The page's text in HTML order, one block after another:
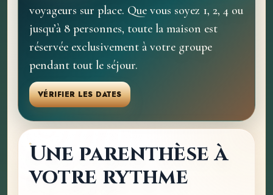
voyageurs sur place. Que vous soyez 1, 2, 4 ou
jusqu’à 8 personnes, toute la maison est
réservée exclusivement à votre groupe
pendant tout le séjour.
VÉRIFIER LES DATES
Une parenthèse à
votre rythme